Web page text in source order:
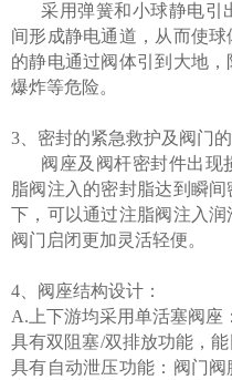
采用弹簧和小球静电引
间形成静电通道，从而使
的静电通过阀体引到大地
爆炸等危险。
3、密封的紧急救护及阀门
阀座及阀杆密封件出现
脂阀注入的密封脂达到瞬
下，可以通过注脂阀注入
阀门启闭更加灵活轻便。
4、阀座结构设计：
A.上下游均采用单活塞阀座：
具有双阻塞/双排放功能，
具有自动泄压功能：阀门阀